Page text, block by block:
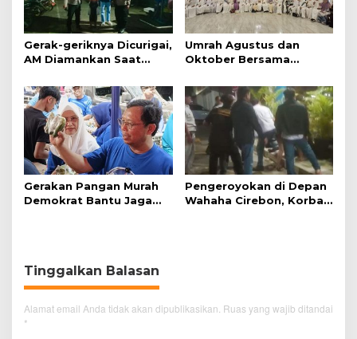
Gerak-geriknya Dicurigai,
AM Diamankan Saat
Umrah Agustus dan
Oktober Bersama
Menuju Baitullah
Gerakan Pangan Murah
Demokrat Bantu Jaga
Pengeroyokan di Depan
Wahaha Cirebon, Korban
Tinggalkan Balasan
Alamat email Anda tidak akan dipublikasikan. Ruas yang wajib ditandai
*